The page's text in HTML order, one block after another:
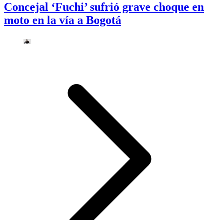
Concejal ‘Fuchi’ sufrió grave choque en
moto en la vía a Bogotá